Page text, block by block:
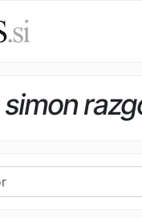
simon